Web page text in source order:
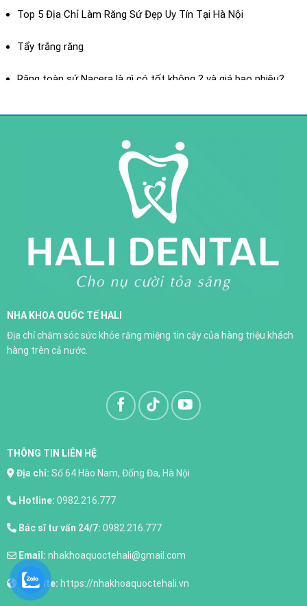
Dán sứ Veneer
Trồng răng implant
XEM THÊM
Nhổ răng
Top 5 Địa Chỉ Làm Răng Sứ Đẹp Uy Tín Tại Hà Nội
Tẩy trắng răng
Răng toàn sứ Nacera là gì có tốt không ? và giá bao nhiêu?
Răng sứ toàn sứ H-Saphir
NHA KHOA QUỐC TẾ HALI
Địa chỉ chăm sóc sức khỏe răng miệng tin cậy của hàng triệu khách
hàng trên cả nước.
THÔNG TIN LIÊN HỆ
Địa chỉ: Số 64 Hào Nam, Đống Đa, Hà Nội
Hotline: 0982.216.777
Bác sĩ tư vấn 24/7: 0982.216.777
Email: nhakhoaquoctehali@gmail.com
Website: https://nhakhoaquoctehali.vn